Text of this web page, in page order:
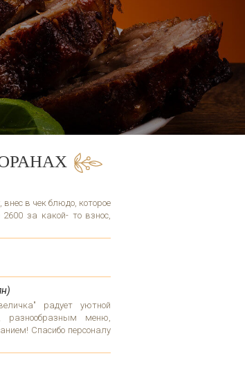
в чек блюдо, которое
за какой- то взнос,
радует уютной
разнообразным меню,
Спасибо персоналу